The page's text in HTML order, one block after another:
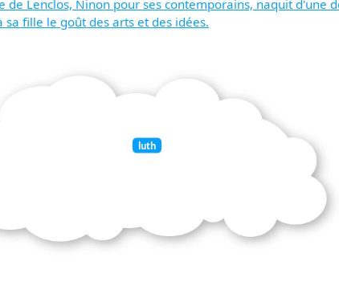
de Lenclos, Ninon pour ses contemporains, naquit
fille le goût des arts et des idées.
luth